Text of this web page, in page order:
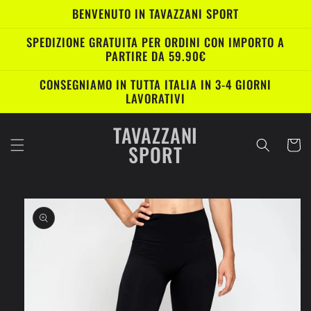
direttamenteBENVENUTO IN TAVAZZANI SPORT
SPEDIZIONE GRATUITA PER ORDINI CON IMPORTO A
PARTIRE DA 59.90€
CONSEGNIAMO IN TUTTA ITALIA IN 3-4 GIORNI
LAVORATIVI
TAVAZZANI
SPORT Carrello
Passa alle
informazioni
sul prodotto